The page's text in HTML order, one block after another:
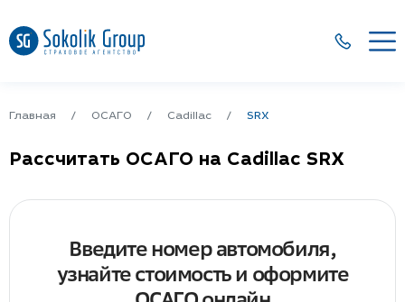
Главная ОСАГО Cadillac SRX
Рассчитать ОСАГО на Cadillac SRX